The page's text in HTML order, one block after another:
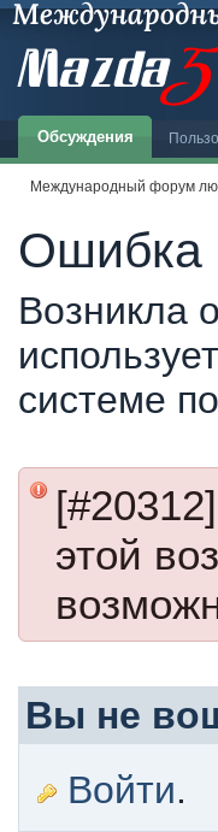
Обсуждения
Международный форум
Ошибка
Возникла
системе
этой
Вы не
Войти.